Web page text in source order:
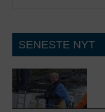
SENESTE NYT